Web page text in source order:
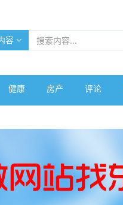
容
健康 房产 评论